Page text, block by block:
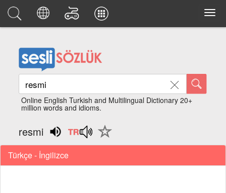
Online English Turkish and Multilingual Dictionary 20+
million words and idioms.
resmi
Türkçe - İngilizce